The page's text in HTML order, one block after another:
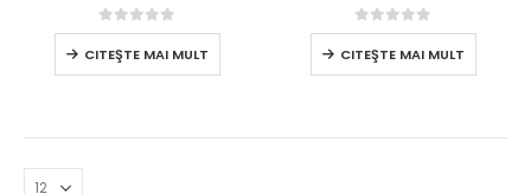
0din 5
CITEŞTE MAI MULT
0din 5
CITEŞTE MAI MULT